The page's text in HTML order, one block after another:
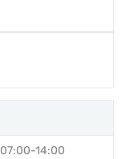
07:00-14:00